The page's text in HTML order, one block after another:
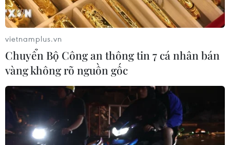
Nghị định 08 đã góp phần tháo gỡ khó
khăn cho thị trường trái phiếu
13/04/2023 04:06
vietnamplus.vn
Chuyển Bộ Công an thông tin 7 cá nhân bán
vàng không rõ nguồn gốc